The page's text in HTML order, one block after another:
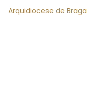
Arquidiocese de Braga